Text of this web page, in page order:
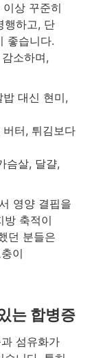
상 꾸준히
행하고, 단
좋습니다.
소하며,
대신 현미,
터, 튀김보다
슴살, 달걀,
영양 결핍을
방 축적이
던 분들은
이
는 합병증
섬유화가